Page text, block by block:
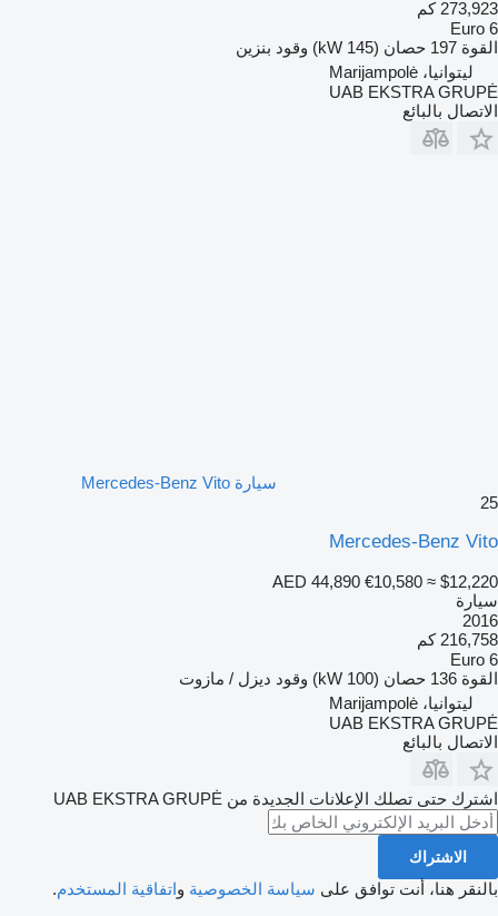
273,923 كم
Euro 6
القوة 197 حصان (145 kW) وقود بنزين
ليتوانيا، Marijampolė
UAB EKSTRA GRUPĖ
الاتصال بالبائع
سيارة Mercedes-Benz Vito
25
Mercedes-Benz Vito
AED 44,890 €10,580 ≈ $12,220
سيارة
2016
216,758 كم
Euro 6
القوة 136 حصان (100 kW) وقود ديزل / مازوت
ليتوانيا، Marijampolė
UAB EKSTRA GRUPĖ
الاتصال بالبائع
اشترك حتى تصلك الإعلانات الجديدة من UAB EKSTRA GRUPĖ
الاشتراك
بالنقر هنا، أنت توافق على سياسة الخصوصية واتفاقية المستخدم.